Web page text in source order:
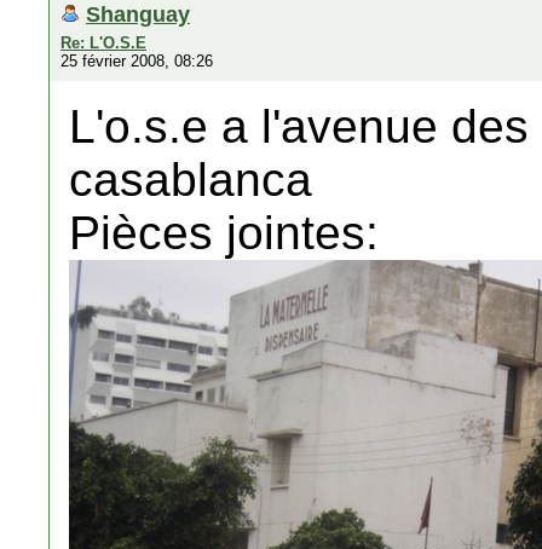
Shanguay
Re: L'O.S.E
25 février 2008, 08:26
L'o.s.e a l'avenue
casablanca
Pièces jointes: